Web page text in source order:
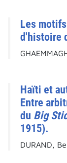
Les
d'histoire
Haïti et
Entre
du Big
1915).
DURAND,